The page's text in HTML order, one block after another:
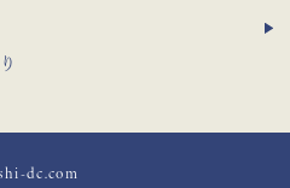
dc.com